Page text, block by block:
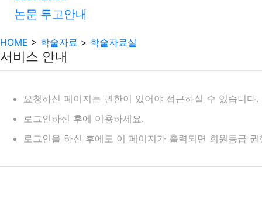
논문 투고안내
HOME > 학술자료 > 학술자료실
서비스 안내
요청하신 페이지는 권한이 있어야 접근하실 수 있습니다.
로그인하신 후에 이용하세요.
로그인을 하신 후에도 이 페이지가 출력되면 회원등급